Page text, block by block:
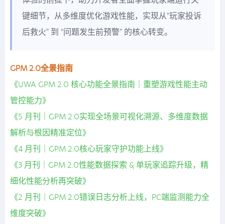
键细节，从多维度优化游戏性能，实现从“玩家投诉
后救火” 到 “问题发生前预警” 的核心转变。
GPM 2.0全景指南
《UWA GPM 2.0 核心功能全景指南｜重塑游戏性能主动
管控能力》
《5 月刊｜GPM 2.0实现全场景可视化溯源、多维度数据
解析与根因精准定位》
《4 月刊｜GPM 2.0核心玩家守护功能上线》
《3 月刊｜GPM 2.0性能数据探索 & 单玩家追踪升级，精
细化性能分析再突破》
《2 月刊｜GPM 2.0错误日志分析上线，PC端监测能力全
维度突破》